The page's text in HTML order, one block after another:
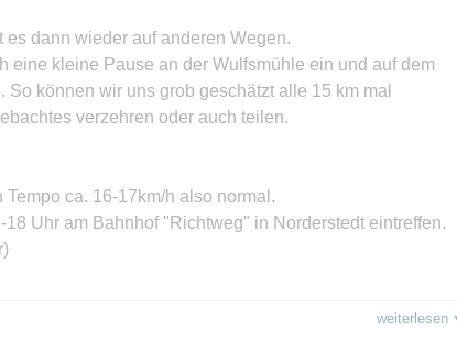
es dann wieder auf anderen Wegen.
eine kleine Pause an der Wulfsmühle ein und auf dem
So können wir uns grob geschätzt alle 15 km mal
verzehren oder auch teilen.
ca. 16-17km/h also normal.
Uhr am Bahnhof "Richtweg" in Norderstedt eintreffen.
weiterlesen